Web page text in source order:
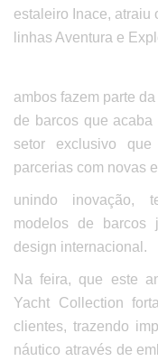
estaleiro Inace, atraiu
linhas Aventura e
ambos fazem parte
de barcos que
setor exclusivo que
parcerias com novas
unindo inovação,
modelos de barcos
design internacional.
Na feira, que este
Yacht Collection
clientes, trazendo
náutico através de